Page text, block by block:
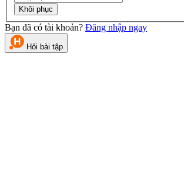
Khôi phục
Bạn đã có tài khoản? Đăng nhập ngay
Hỏi bài tập